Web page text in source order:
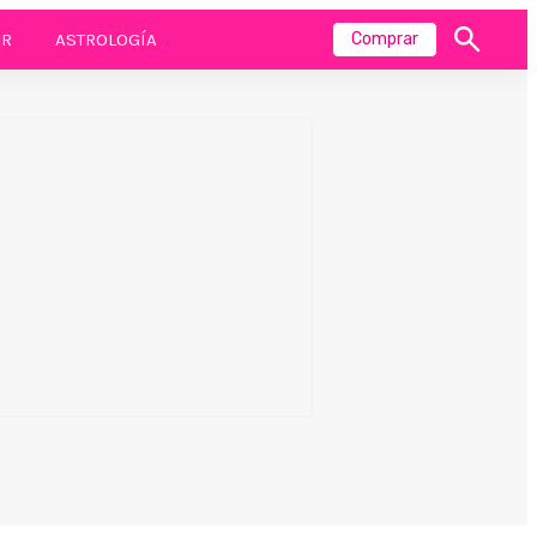
ASTROLOGÍA Comprar
Mostrar